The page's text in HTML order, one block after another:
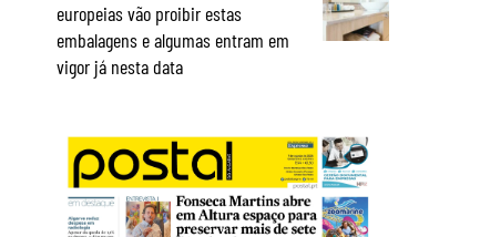
europeias vão proibir estas
embalagens e algumas entram em
vigor já nesta data